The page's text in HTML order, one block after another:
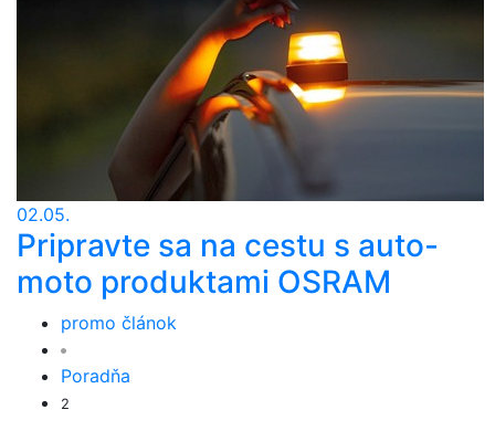
02.05.
Pripravte sa na cestu s auto-
moto produktami OSRAM
promo článok
Poradňa
2